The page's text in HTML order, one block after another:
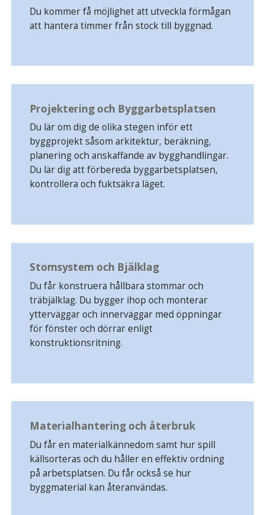
Du kommer få möjlighet att utveckla förmågan
att hantera timmer från stock till byggnad.
Projektering och Byggarbetsplatsen
Du lär om dig de olika stegen inför ett
byggprojekt såsom arkitektur, beräkning,
planering och anskaffande av bygghandlingar.
Du lär dig att förbereda byggarbetsplatsen,
kontrollera och fuktsäkra läget.
Stomsystem och Bjälklag
Du får konstruera hållbara stommar och
träbjälklag. Du bygger ihop och monterar
ytterväggar och innerväggar med öppningar
för fönster och dörrar enligt
konstruktionsritning.
Materialhantering och återbruk
Du får en materialkännedom samt hur spill
källsorteras och du håller en effektiv ordning
på arbetsplatsen. Du får också se hur
byggmaterial kan återanvändas.